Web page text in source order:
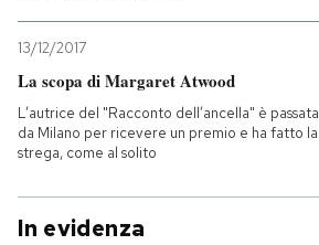
13/12/2017
La scopa di Margaret Atwood
L’autrice del "Racconto dell’ancella" è passata
da Milano per ricevere un premio e ha fatto la
strega, come al solito
In evidenza